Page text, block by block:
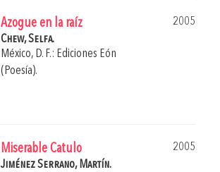
Azogue en la raíz
2005
Chew, Selfa.
México, D. F.: Ediciones Eón
(Poesía).
Miserable Catulo
2005
Jiménez Serrano, Martín.